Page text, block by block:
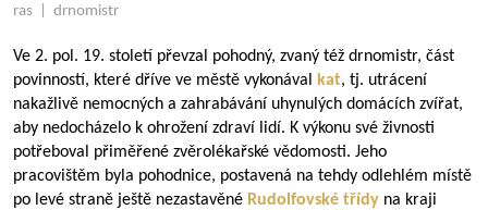
ras | drnomistr
Ve 2. pol. 19. století převzal pohodný, zvaný též drnomistr, část
povinností, které dříve ve městě vykonával
kat, tj. utrácení
nakažlivě nemocných a zahrabávání uhynulých domácích zvířat,
aby nedocházelo k ohrožení zdraví lidí. K výkonu své živnosti
potřeboval přiměřené zvěrolékařské vědomosti. Jeho
pracovištěm byla pohodnice, postavená na tehdy odlehlém místě
po levé straně ještě nezastavěné Rudolfovské třídy na kraji